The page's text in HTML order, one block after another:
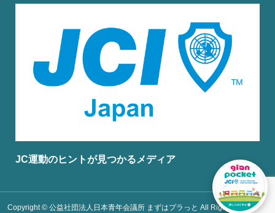
JC運動のヒントが見つかるメディア
Copyright © 公益社団法人日本青年会議所 まずはプラっと All Rights Reserved.